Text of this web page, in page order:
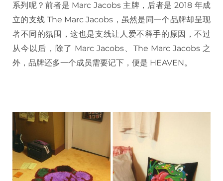
系列呢？前者是 Marc Jacobs 主牌，后者是 2018 年成
立的支线 The Marc Jacobs，虽然是同一个品牌却呈现
著不同的氛围，这也是支线让人爱不释手的原因，不过
从今以后，除了 Marc Jacobs、The Marc Jacobs 之
外，品牌还多一个成员需要记下，便是 HEAVEN。